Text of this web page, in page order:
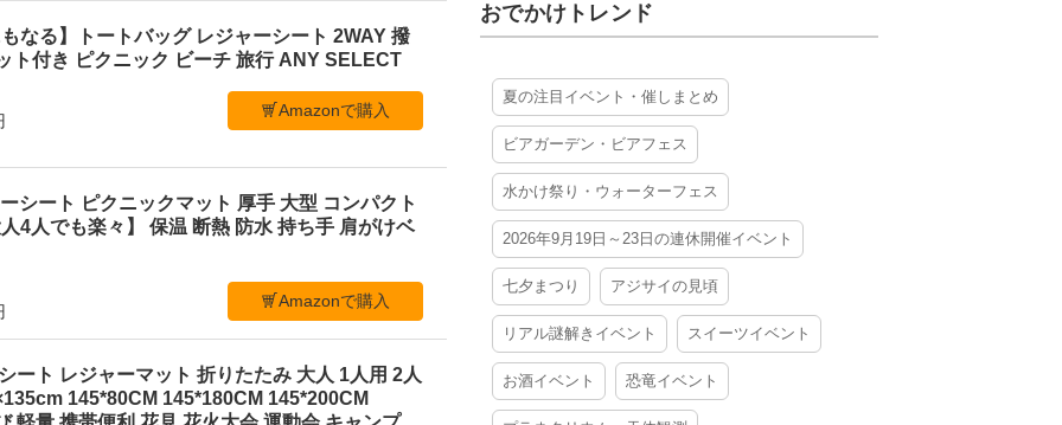
なる】トートバッグ レジャーシート 2WAY 撥
ト付き ピクニック ビーチ 旅行 ANY SELECT
Amazonで購入
シート ピクニックマット 厚手 大型 コンパクト
4人でも楽々】 保温 断熱 防水 持ち手 肩がけベ
Amazonで購入
ート レジャーマット 折りたたみ 大人 1人用 2人
145*80CM 145*180CM 145*200CM
おでかけトレンド
夏の注目イベント・催しまとめ
ビアガーデン・ビアフェス
水かけ祭り・ウォーターフェス
2026年9月19日～23日の連休開催イベント
七夕まつり アジサイの見頃
リアル謎解きイベント スイーツイベント
お酒イベント 恐竜イベント